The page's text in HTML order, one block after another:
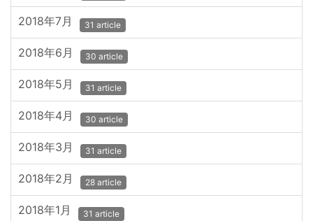
2018年7月 31 article
2018年6月 30 article
2018年5月 31 article
2018年4月 30 article
2018年3月 31 article
2018年2月 28 article
2018年1月 31 article